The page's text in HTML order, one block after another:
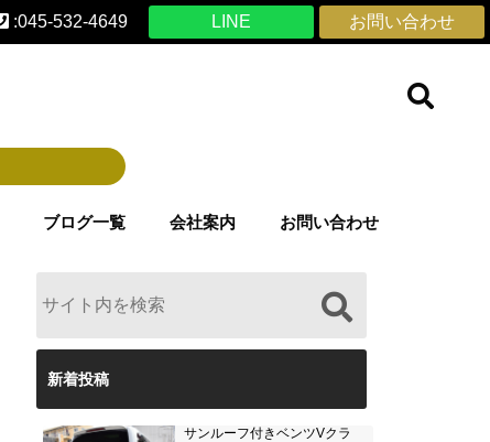
お問い合わせ
LINE
:045-532-4649
ブログ一覧 会社案内 お問い合わせ
新着投稿
サンルーフ付きベンツVクラ